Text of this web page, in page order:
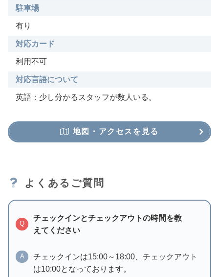
駐車場
有り
対応カード
利用不可
対応言語について
英語：少し分かるスタッフが数人いる。
地図・アクセスを見る
よくあるご質問
Q
チェックインとチェックアウトの時間を教
えてください
A
チェックインは15:00～18:00、チェックアウト
は10:00となっております。